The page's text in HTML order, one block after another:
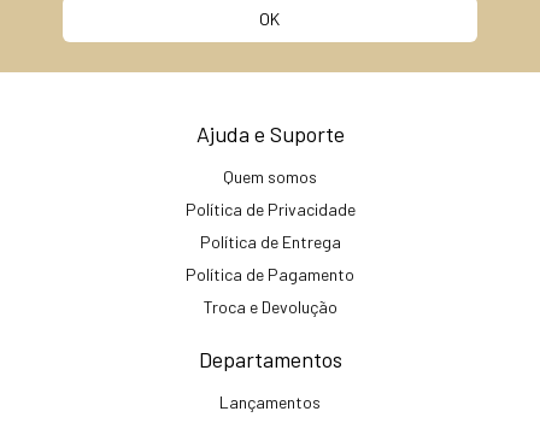
Ajuda e Suporte
Quem somos
Política de Privacidade
Política de Entrega
Política de Pagamento
Troca e Devolução
Departamentos
Lançamentos